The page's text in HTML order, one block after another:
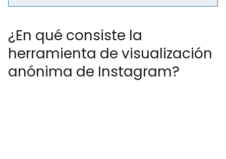
¿En qué consiste la
herramienta de visualización
anónima de Instagram?